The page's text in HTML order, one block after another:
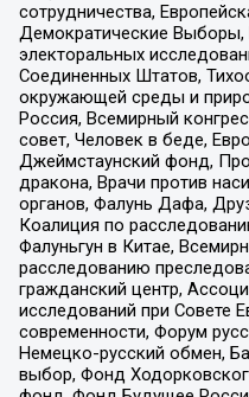
сотрудничества,
Демократические
электоральных
Соединенных Штатов,
окружающей среды и
Россия, Всемирный
совет, Человек в беде,
Джеймстаунский фонд,
дракона, Врачи против
органов, Фалунь Дафа,
Коалиция по
Фалуньгун в Китае,
расследованию
гражданский центр,
исследований при Совете
современности, Форум
Немецко-русский обмен,
выбор, Фонд